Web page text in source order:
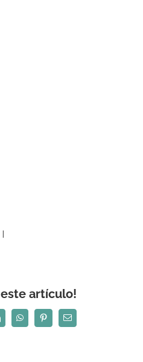
|
artículo!
WhatsAppPinterestCorreo
electrónico